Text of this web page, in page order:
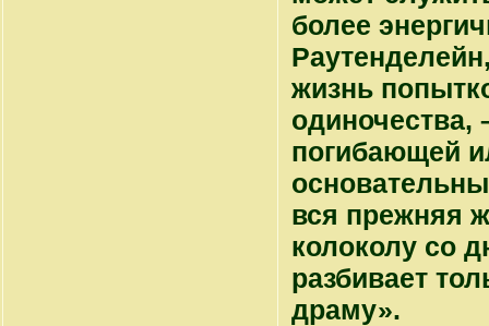
более
жизнь
одиночества,
погибающей
вся прежняя
колоколу со
разбивает
драму».